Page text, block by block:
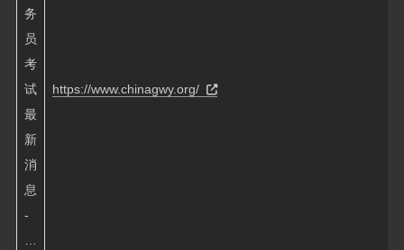
务
员
考
试
最
新
消
息
-
https://www.chinagwy.org/